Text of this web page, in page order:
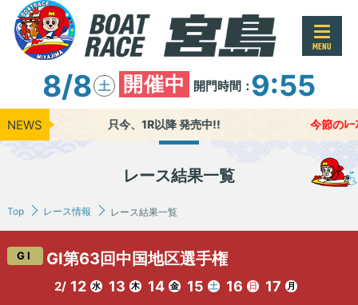
MENU
8/8 土 開催中 開門時間：9:55
NEWS 只今、1R以降 発売中!! 今節のﾚ
レース結果一覧
Top レース情報 レース結果一覧
GⅠ GⅠ第63回中国地区選手権
2/ 12 水 13 木 14 金 15 土 16 日 17 月